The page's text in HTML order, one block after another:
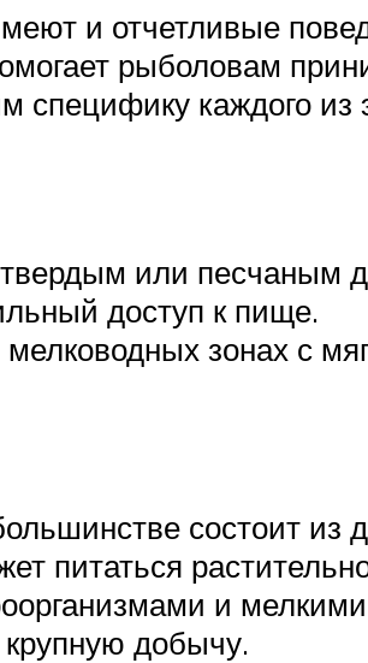
и отчетливые
рыболовам
специфику каждого из
или песчаным
доступ к пище.
мелководных зонах с
состоит из
питаться
и
крупную добычу.